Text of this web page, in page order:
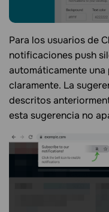
Para los usuarios de
notificaciones push
automáticamente
claramente. La
descritos
esta sugerencia no